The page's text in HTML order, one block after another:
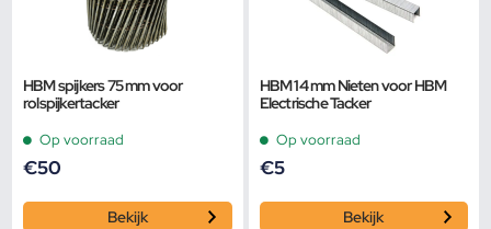
HBM spijkers 75 mm voor
rolspijkertacker
Op voorraad
€50
Bekijk
HBM 14 mm Nieten voor HBM
Electrische Tacker
Op voorraad
€5
Bekijk